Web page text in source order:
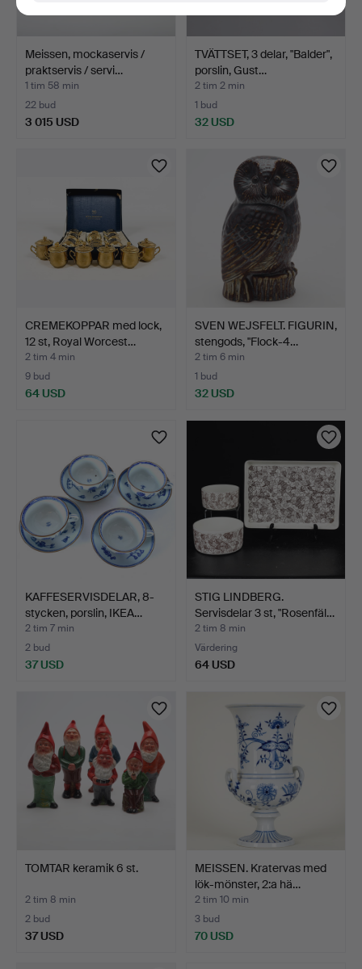
Meissen, mockaservis /
praktservis / servi…
1 tim 58 min
22 bud
3 015 USD
TVÄTTSET, 3 delar, "Balder",
porslin, Gust…
2 tim 2 min
1 bud
32 USD
CREMEKOPPAR med lock,
12 st, Royal Worcest…
2 tim 4 min
9 bud
64 USD
SVEN WEJSFELT. FIGURIN,
stengods, "Flock-4…
2 tim 6 min
1 bud
32 USD
KAFFESERVISDELAR, 8-
stycken, porslin, IKEA…
2 tim 7 min
2 bud
37 USD
STIG LINDBERG.
Servisdelar 3 st, "Rosenfäl…
2 tim 8 min
Värdering
64 USD
TOMTAR keramik 6 st.
2 tim 8 min
2 bud
37 USD
MEISSEN. Kratervas med
lök-mönster, 2:a hä…
2 tim 10 min
3 bud
70 USD